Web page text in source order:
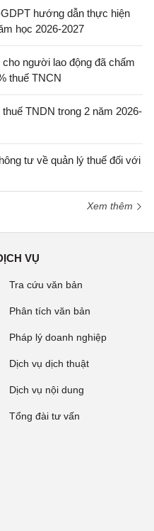
hướng dẫn thực hiện
học 2026-2027
người lao động đã chấm
thuế TNCN
TNDN trong 2 năm 2026-
tư về quản lý thuế đối với
Xem thêm
VỤ
Tra cứu văn bản
Phân tích văn bản
Pháp lý doanh nghiệp
Dịch vụ dịch thuật
Dịch vụ nội dung
Tổng đài tư vấn